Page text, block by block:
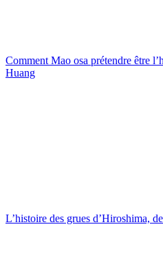
Comment Mao osa prétendre être
Huang
L’histoire des grues d’Hiroshima,